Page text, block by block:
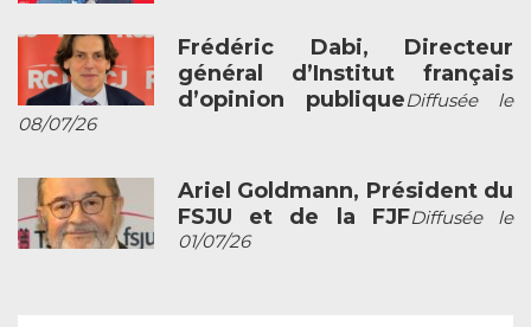
Frédéric Dabi, Directeur
général d’Institut français
d’opinion publiqueDiffusée le
08/07/26
Ariel Goldmann, Président du
FSJU et de la FJFDiffusée le
01/07/26